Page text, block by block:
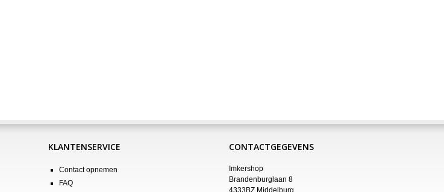
KLANTENSERVICE
Contact opnemen
FAQ
CONTACTGEGEVENS
Imkershop
Brandenburglaan 8
4333BZ Middelburg